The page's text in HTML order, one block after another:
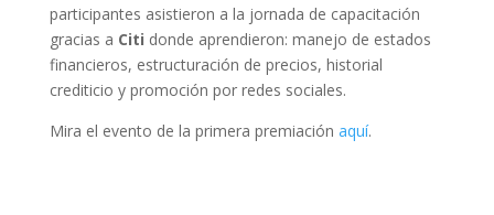
participantes asistieron a la jornada de capacitación
gracias a Citi donde aprendieron: manejo de estados
financieros, estructuración de precios, historial
crediticio y promoción por redes sociales.
Mira el evento de la primera premiación aquí.